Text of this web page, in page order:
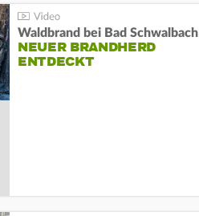
Waldbrand bei Bad Schwalbach
NEUER BRANDHERD
ENTDECKT